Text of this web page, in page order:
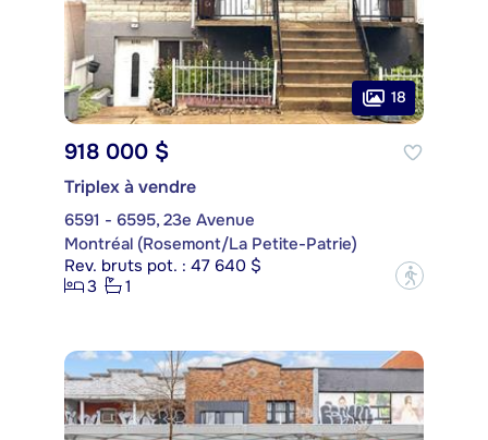
18
918 000 $
Triplex à vendre
6591 - 6595, 23e Avenue
Montréal (Rosemont/La Petite-Patrie)
Rev. bruts pot. : 47 640 $
3
1 ?